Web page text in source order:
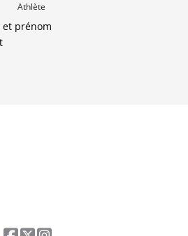
Athlète
et prénom